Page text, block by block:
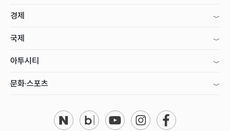
경제
국제
아투시티
문화·스포츠